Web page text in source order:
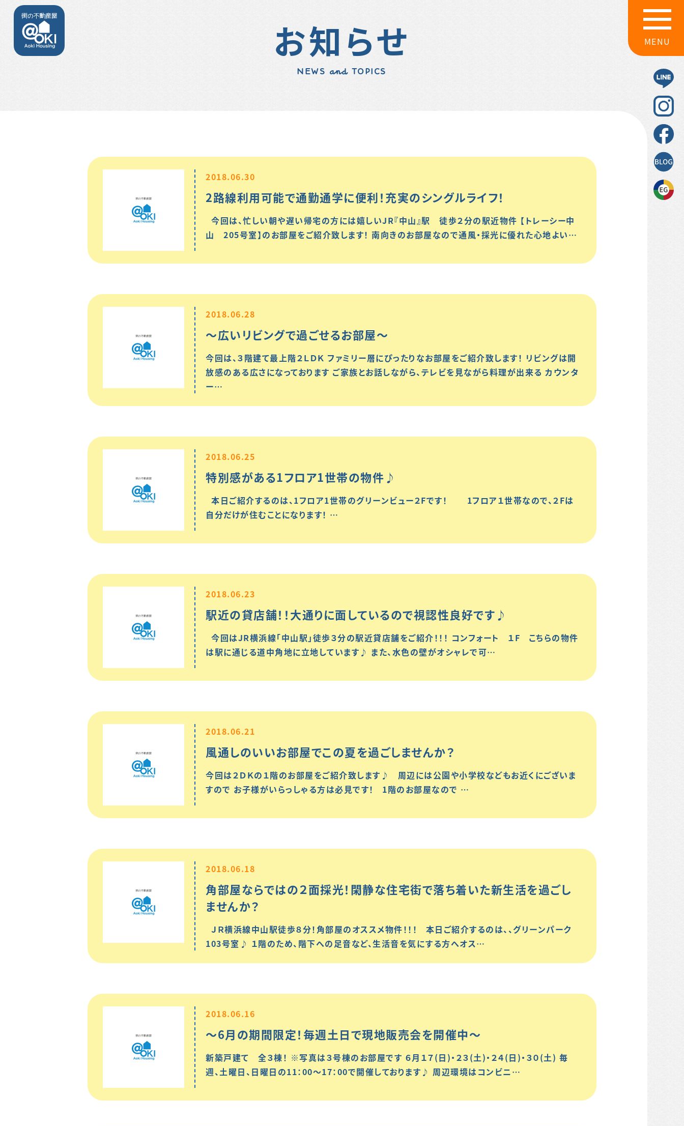
MENU
お知らせ
NEWS and TOPICS
2018.06.30
2路線利用可能で通勤通学に便利！充実のシングルライフ！
今回は、忙しい朝や遅い帰宅の方には嬉しいJR『中山』駅 徒歩２分の駅近物件 【トレーシー中
山 205号室】のお部屋をご紹介致します！ 南向きのお部屋なので通風・採光に優れた心地よい…
2018.06.28
～広いリビングで過ごせるお部屋～
今回は、３階建て最上階２ＬＤＫ ファミリー層にぴったりなお部屋をご紹介致します！ リビングは開
放感のある広さになっております ご家族とお話しながら、テレビを見ながら料理が出来る カウンタ
ー…
2018.06.25
特別感がある1フロア1世帯の物件♪
本日ご紹介するのは、1フロア1世帯のグリーンビュー２Fです！ 1フロア１世帯なので、２Fは
自分だけが住むことになります！ …
2018.06.23
駅近の貸店舗！！大通りに面しているので視認性良好です♪
今回はJR横浜線「中山駅」徒歩３分の駅近貸店舗をご紹介！！！ コンフォート １F こちらの物件
は駅に通じる道中角地に立地しています♪ また、水色の壁がオシャレで可…
2018.06.21
風通しのいいお部屋でこの夏を過ごしませんか？
今回は２ＤＫの１階のお部屋をご紹介致します♪ 周辺には公園や小学校などもお近くにございま
すので お子様がいらっしゃる方は必見です！ 1階のお部屋なので …
2018.06.18
角部屋ならではの２面採光！閑静な住宅街で落ち着いた新生活を過ごし
ませんか？
ＪＲ横浜線中山駅徒歩８分！角部屋のオススメ物件！！！ 本日ご紹介するのは、、グリーンパーク
103号室♪ １階のため、階下への足音など、生活音を気にする方へオス…
2018.06.16
～6月の期間限定！毎週土日で現地販売会を開催中～
新築戸建て 全３棟！ ※写真は３号棟のお部屋です ６月１７(日)・２３(土)・２４(日)・３０(土) 毎
週、土曜日、日曜日の11：00～17：00で開催しております♪ 周辺環境はコンビニ…